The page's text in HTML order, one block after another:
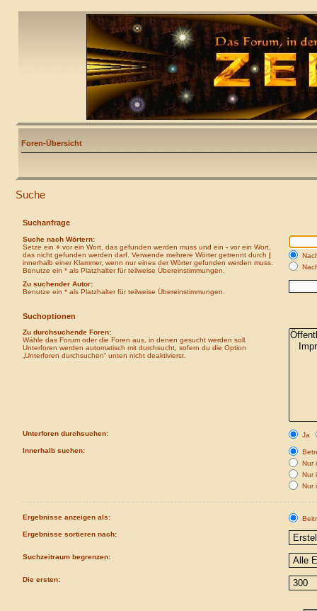
Foren-Übersicht
Suche
Suchanfrage
Suche nach Wörtern:
Setze ein + vor ein Wort, das gefunden werden muss und ein - vor ein Wort,
das nicht gefunden werden darf. Verwende mehrere Wörter getrennt durch |
innerhalb einer Klammer, wenn nur eines der Wörter gefunden werden muss.
Benutze ein * als Platzhalter für teilweise Übereinstimmungen.
Zu suchender Autor:
Benutze ein * als Platzhalter für teilweise Übereinstimmungen.
Suchoptionen
Zu durchsuchende Foren:
Wähle das Forum oder die Foren aus, in denen gesucht werden soll.
Unterforen werden automatisch mit durchsucht, sofern du die Option
„Unterforen durchsuchen“ unten nicht deaktivierst.
Unterforen durchsuchen:
Ja
Innerhalb suchen:
Nur
Nur
Nur
Ergebnisse anzeigen als:
Ergebnisse sortieren nach:
Suchzeitraum begrenzen:
Die ersten: